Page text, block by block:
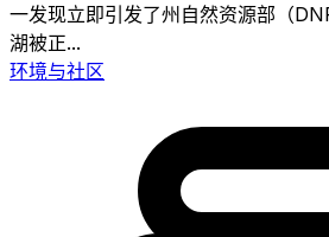
一发现立即引发了州自然资源部（
湖被正...
环境与社区